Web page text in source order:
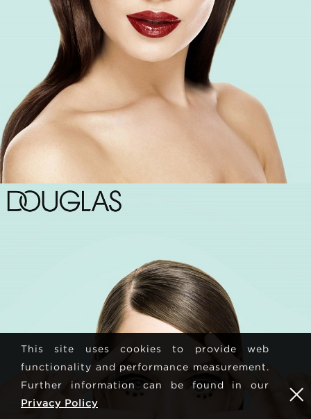
This site uses cookies to provide web
functionality and performance measurement.
Further information can be found in our
Privacy Policy